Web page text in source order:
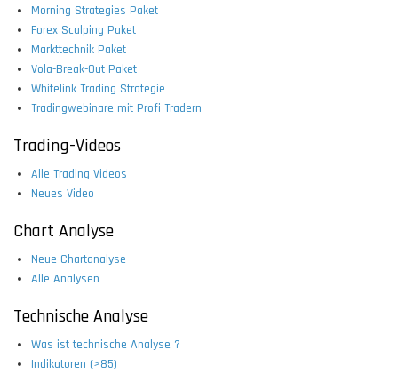
Morning Strategies Paket
Forex Scalping Paket
Markttechnik Paket
Vola-Break-Out Paket
Whitelink Trading Strategie
Tradingwebinare mit Profi Tradern
Trading-Videos
Alle Trading Videos
Neues Video
Chart Analyse
Neue Chartanalyse
Alle Analysen
Technische Analyse
Was ist technische Analyse ?
Indikatoren (>85)